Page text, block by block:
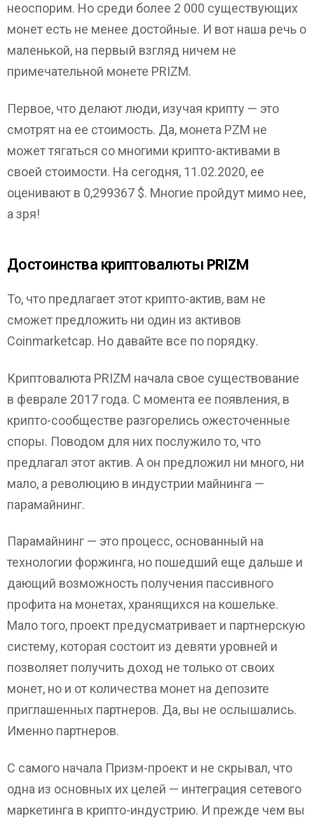
неоспорим. Но среди более 2 000 существующих
монет есть не менее достойные. И вот наша речь о
маленькой, на первый взгляд ничем не
примечательной монете PRIZM.
Первое, что делают люди, изучая крипту — это
смотрят на ее стоимость. Да, монета PZM не
может тягаться со многими крипто-активами в
своей стоимости. На сегодня, 11.02.2020, ее
оценивают в 0,299367 $. Многие пройдут мимо нее,
а зря!
Достоинства криптовалюты PRIZM
То, что предлагает этот крипто-актив, вам не
сможет предложить ни один из активов
Coinmarketcap. Но давайте все по порядку.
Криптовалюта PRIZM начала свое существование
в феврале 2017 года. С момента ее появления, в
крипто-сообществе разгорелись ожесточенные
споры. Поводом для них послужило то, что
предлагал этот актив. А он предложил ни много, ни
мало, а революцию в индустрии майнинга —
парамайнинг.
Парамайнинг — это процесс, основанный на
технологии форжинга, но пошедший еще дальше и
дающий возможность получения пассивного
профита на монетах, хранящихся на кошельке.
Мало того, проект предусматривает и партнерскую
систему, которая состоит из девяти уровней и
позволяет получить доход не только от своих
монет, но и от количества монет на депозите
приглашенных партнеров. Да, вы не ослышались.
Именно партнеров.
С самого начала Призм-проект и не скрывал, что
одна из основных их целей — интеграция сетевого
маркетинга в крипто-индустрию. И прежде чем вы